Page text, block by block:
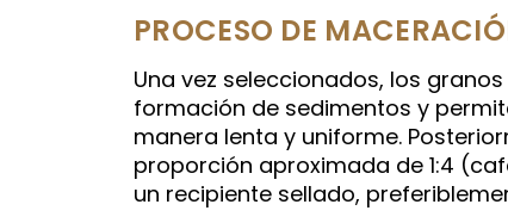
PROCESO DE
Una vez seleccionados, los
formación de sedimentos y
manera lenta y uniforme.
proporción aproximada de 1:4
un recipiente sellado,